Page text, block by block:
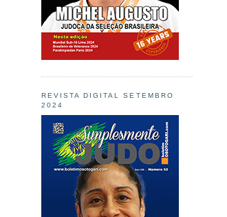
REVISTA DIGITAL SETEMBRO
2024